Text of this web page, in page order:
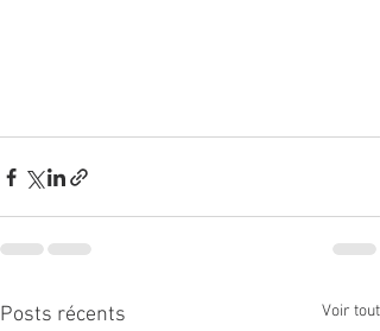
Posts récents Voir tout